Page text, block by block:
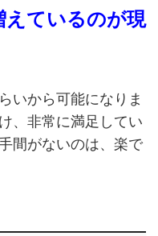
えているのが現
いから可能になりま
、非常に満足してい
間がないのは、楽で